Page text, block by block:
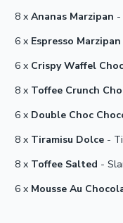
8 xAnanas Marzipan -
6 x Espresso Marzipan
6 x Crispy Waffel
8 x Toffee Crunch
6 x Double Choc
8 x Tiramisu Dolce -
8 x Toffee Salted -
6 x Mousse Au